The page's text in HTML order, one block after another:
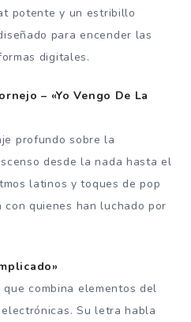
potente y un estribillo
para encender las
digitales.
– «Yo Vengo De La
profundo sobre la
desde la nada hasta el
latinos y toques de pop
quienes han luchado por
combina elementos del
Su letra habla